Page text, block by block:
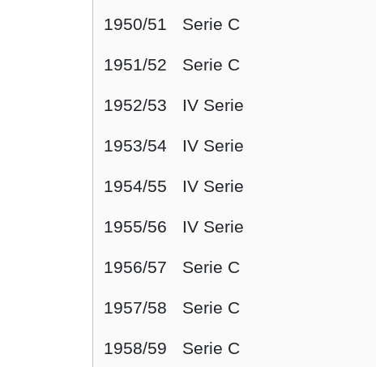
1950/51 Serie C
1951/52 Serie C
1952/53 IV Serie
1953/54 IV Serie
1954/55 IV Serie
1955/56 IV Serie
1956/57 Serie C
1957/58 Serie C
1958/59 Serie C